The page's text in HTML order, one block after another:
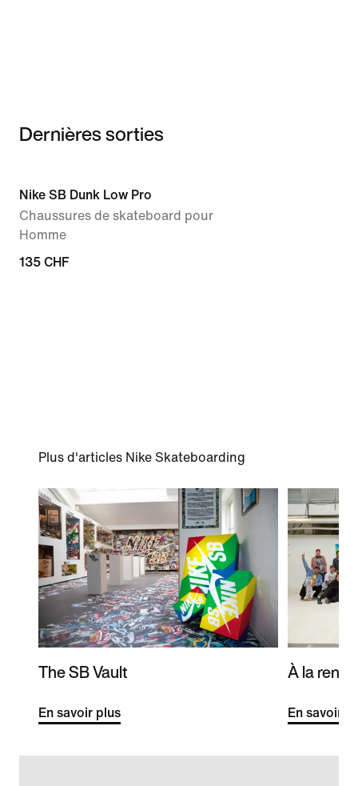
Dernières sorties
Nike SB Dunk Low Pro
Chaussures de skateboard pour
Homme
135 CHF
Plus d'articles Nike Skateboarding
The SB Vault
En savoir plus
À la
En savoir